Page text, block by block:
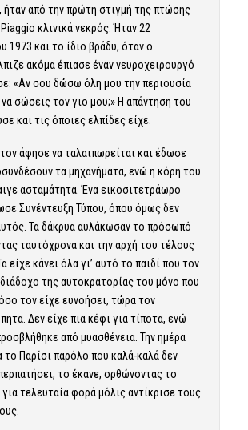
ήταν από την πρώτη στιγμή της πτώσης
κλινικά νεκρός. Ήταν 22
1973 και το ίδιο βράδυ, όταν ο
ακόμα έπιασε έναν νευροχειρουργό
«Αν σου δώσω όλη μου την περιουσία
σώσεις τον γιο μου;» Η απάντηση του
και τις όποιες ελπίδες είχε.
άφησε να ταλαιπωρείται και έδωσε
τα μηχανήματα, ενώ η κόρη του
ασταμάτητα. Ένα εικοσιτετράωρο
Συνέντευξη Τύπου, όπου όμως δεν
Τα δάκρυα αυλάκωσαν το πρόσωπό
ταυτόχρονα και την αρχή του τέλους
είχε κάνει όλα γι’ αυτό το παιδί που τον
της αυτοκρατορίας του μόνο που
τον είχε ευνοήσει, τώρα τον
Δεν είχε πια κέφι για τίποτα, ενώ
από μυασθένεια. Την ημέρα
το Παρίσι παρόλο που καλά-καλά δεν
το έκανε, ορθώνοντας το
τελευταία φορά μόλις αντίκρισε τους